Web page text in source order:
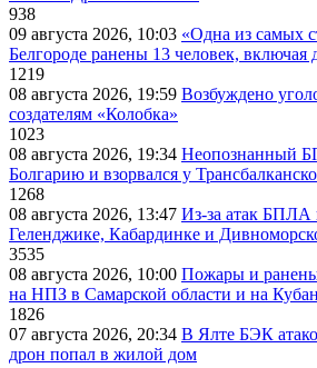
938
09 августа 2026, 10:03 «Одна из самых
Белгороде ранены 13 человек, включая
1219
08 августа 2026, 19:59 Возбуждено
создателям «Колобка»
1023
08 августа 2026, 19:34 Неопознанный
Болгарию и взорвался у
1268
08 августа 2026, 13:47 Из-за атак БПЛА
Геленджике, Кабардинке и
3535
08 августа 2026, 10:00 Пожары и
на НПЗ в Самарской области и на
1826
07 августа 2026, 20:34 В Ялте БЭК
дрон попал в жилой дом